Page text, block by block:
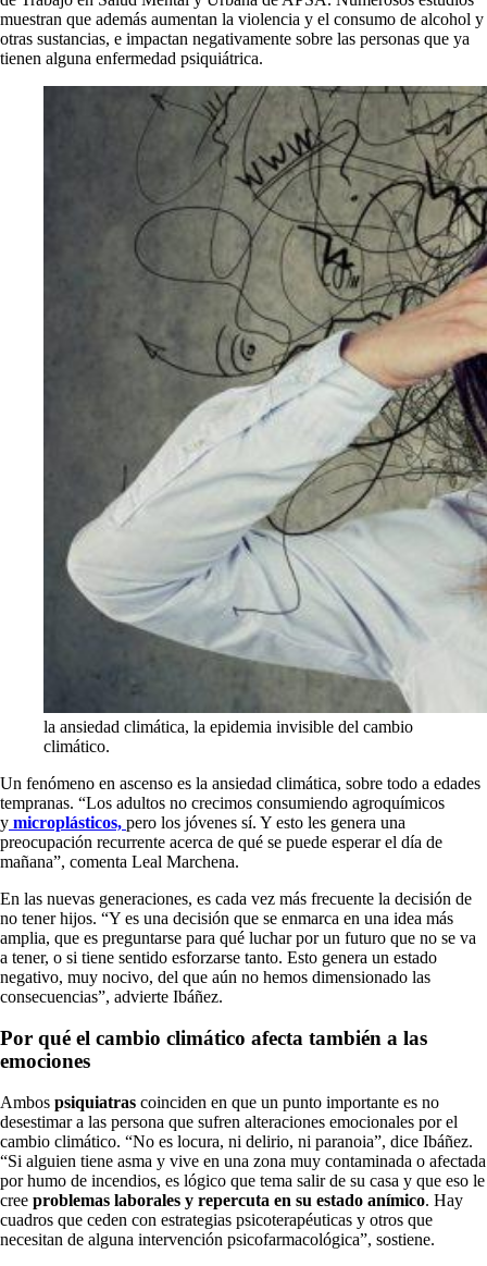
muestran que además aumentan la violencia y el consumo de alcohol y
otras sustancias, e impactan negativamente sobre las personas que ya
tienen alguna enfermedad psiquiátrica.
la ansiedad climática, la epidemia invisible del cambio
climático.
Un fenómeno en ascenso es la ansiedad climática, sobre todo a edades
tempranas. “Los adultos no crecimos consumiendo agroquímicos
y microplásticos, pero los jóvenes sí. Y esto les genera una
preocupación recurrente acerca de qué se puede esperar el día de
mañana”, comenta Leal Marchena.
En las nuevas generaciones, es cada vez más frecuente la decisión de
no tener hijos. “Y es una decisión que se enmarca en una idea más
amplia, que es preguntarse para qué luchar por un futuro que no se va
a tener, o si tiene sentido esforzarse tanto. Esto genera un estado
negativo, muy nocivo, del que aún no hemos dimensionado las
consecuencias”, advierte Ibáñez.
Por qué el cambio climático afecta también a las
emociones
Ambos psiquiatras coinciden en que un punto importante es no
desestimar a las persona que sufren alteraciones emocionales por el
cambio climático. “No es locura, ni delirio, ni paranoia”, dice Ibáñez.
“Si alguien tiene asma y vive en una zona muy contaminada o afectada
por humo de incendios, es lógico que tema salir de su casa y que eso le
cree problemas laborales y repercuta en su estado anímico. Hay
cuadros que ceden con estrategias psicoterapéuticas y otros que
necesitan de alguna intervención psicofarmacológica”, sostiene.